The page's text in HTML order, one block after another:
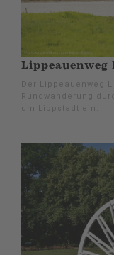
Lippeauenweg
Der Lippeauenweg
Rundwanderung
um Lippstadt ein.